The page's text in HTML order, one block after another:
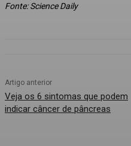
Fonte: Science Daily
Artigo anterior
Veja os 6 sintomas que podem
indicar câncer de pâncreas